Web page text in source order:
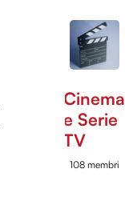
Cinema
e Serie
TV
108 membri